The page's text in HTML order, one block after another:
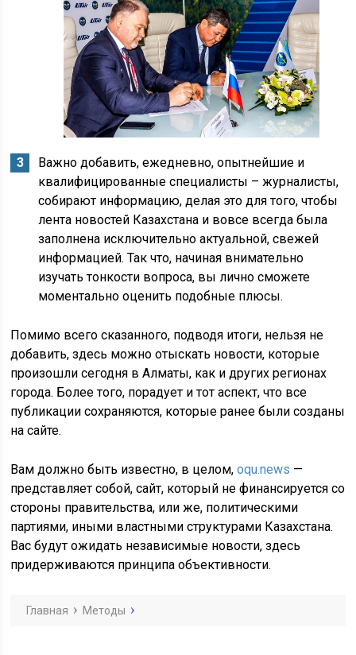
Важно добавить, ежедневно, опытнейшие и
квалифицированные специалисты – журналисты,
собирают информацию, делая это для того, чтобы
лента новостей Казахстана и вовсе всегда была
заполнена исключительно актуальной, свежей
информацией. Так что, начиная внимательно
изучать тонкости вопроса, вы лично сможете
моментально оценить подобные плюсы.
Помимо всего сказанного, подводя итоги, нельзя не
добавить, здесь можно отыскать новости, которые
произошли сегодня в Алматы, как и других регионах
города. Более того, порадует и тот аспект, что все
публикации сохраняются, которые ранее были созданы
на сайте.
Вам должно быть известно, в целом,oqu.news —
представляет собой, сайт, который не финансируется со
стороны правительства, или же, политическими
партиями, иными властными структурами Казахстана.
Вас будут ожидать независимые новости, здесь
придерживаются принципа объективности.
Главная Методы